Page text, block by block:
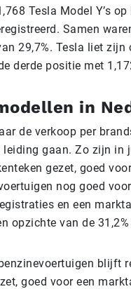
Tesla Model Y’s
Samen
29,7%. Tesla liet
derde positie met
in
de verkoop per
gaan. Zo zijn in
gezet, goed
nog goed
en een
opzichte van de
blijft
goed voor een